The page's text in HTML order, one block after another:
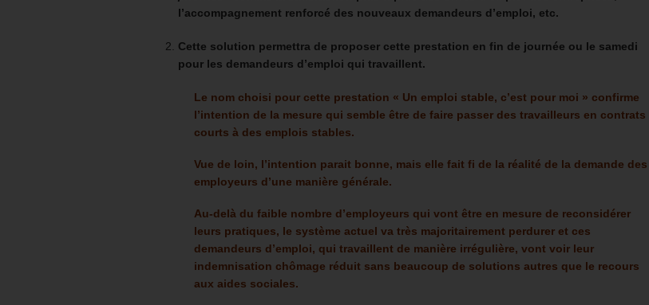
l’accompagnement renforcé des nouveaux demandeurs d’emploi, etc.
Cette solution permettra de proposer cette prestation en fin de journée ou le samedi
pour les demandeurs d’emploi qui travaillent.
Le nom choisi pour cette prestation « Un emploi stable, c’est pour moi » confirme
l’intention de la mesure qui semble être de faire passer des travailleurs en contrats
courts à des emplois stables.
Vue de loin, l’intention parait bonne, mais elle fait fi de la réalité de la demande des
employeurs d’une manière générale.
Au-delà du faible nombre d’employeurs qui vont être en mesure de reconsidérer
leurs pratiques, le système actuel va très majoritairement perdurer et ces
demandeurs d’emploi, qui travaillent de manière irrégulière, vont voir leur
indemnisation chômage réduit sans beaucoup de solutions autres que le recours
aux aides sociales.